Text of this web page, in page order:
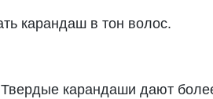
карандаш в тон волос.
карандаши дают